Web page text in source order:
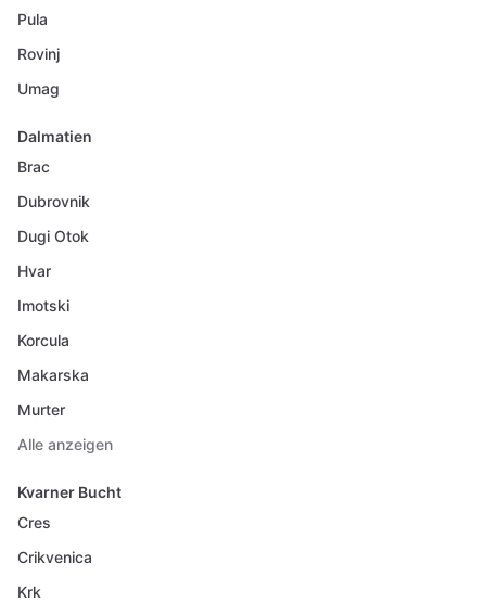
Pula
Rovinj
Umag
Dalmatien
Brac
Dubrovnik
Dugi Otok
Hvar
Imotski
Korcula
Makarska
Murter
Alle anzeigen
Kvarner Bucht
Cres
Crikvenica
Krk